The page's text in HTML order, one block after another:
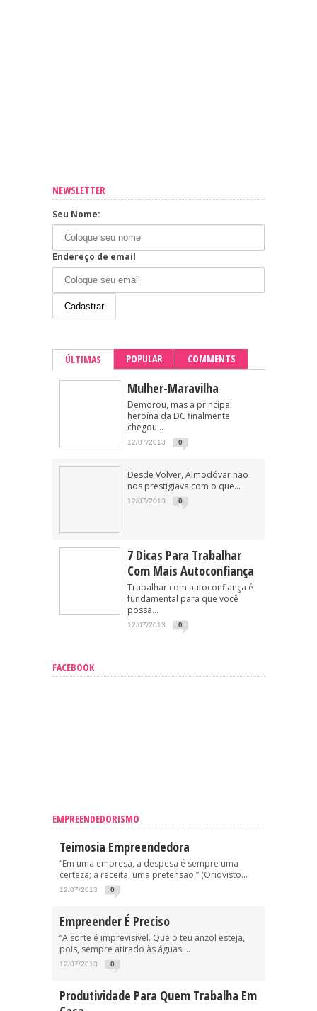
NEWSLETTER
Seu Nome:
Endereço de email
ÚLTIMAS POPULAR COMMENTS
Mulher-Maravilha
Demorou, mas a principal
heroína da DC finalmente
chegou...
12/07/2013 0
Desde Volver, Almodóvar não
nos prestigiava com o que...
12/07/2013 0
7 Dicas Para Trabalhar
Com Mais Autoconfiança
Trabalhar com autoconfiança é
fundamental para que você
possa...
12/07/2013 0
FACEBOOK
EMPREENDEDORISMO
Teimosia Empreendedora
“Em uma empresa, a despesa é sempre uma
certeza; a receita, uma pretensão.” (Oriovisto...
12/07/2013 0
Empreender É Preciso
“A sorte é imprevisível. Que o teu anzol esteja,
pois, sempre atirado às águas....
12/07/2013 0
Produtividade Para Quem Trabalha Em